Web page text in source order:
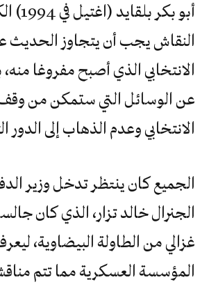
أبو بكر
النقاش يجب أن يتجاوز الحديث
الانتخابي الذي أصبح مفروغا
عن الوسائل التي ستمكن من وقف
الانتخابي وعدم الذهاب إلى الدور
الجميع كان ينتظر تدخل وزير
الجنرال خالد تزار، الذي كان
غزالي من الطاولة البيضاوية،
المؤسسة العسكرية مما تتم